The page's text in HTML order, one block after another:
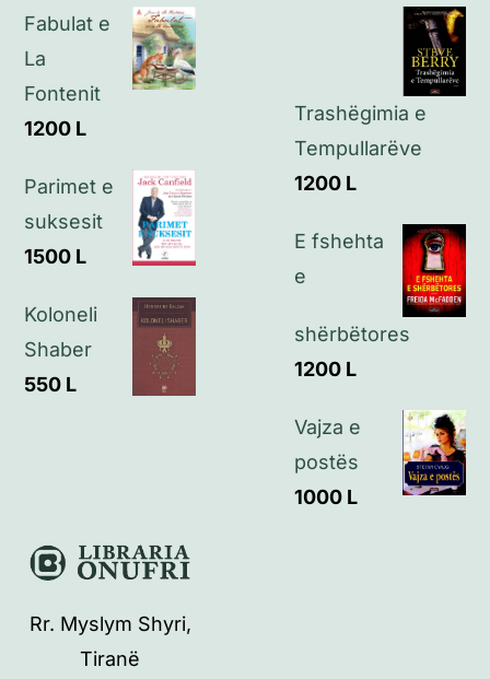
Politikat e privatësisë
Kontakt
Fabulat e
La
Fontenit
1200 L
Parimet e
suksesit
1500 L
Koloneli
Shaber
550 L
Trashëgimia e
Tempullarëve
1200 L
E fshehta
e
shërbëtores
1200 L
Vajza e
postës
1000 L
Rr. Myslym Shyri,
Tiranë